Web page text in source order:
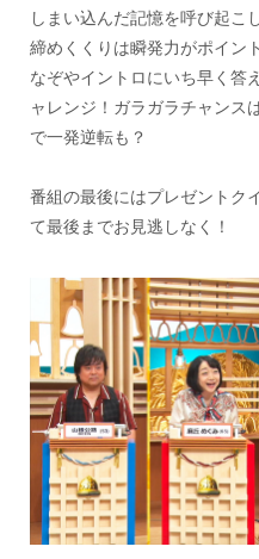
しまい込んだ記憶を呼び起こ
締めくくりは瞬発力がポイン
なぞやイントロにいち早く答
ャレンジ！ガラガラチャンス
で一発逆転も？
番組の最後にはプレゼントク
て最後までお見逃しなく！